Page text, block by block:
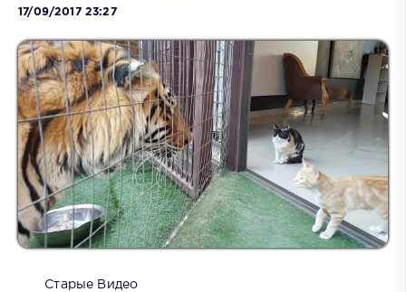
17/09/2017 23:27
Старые Видео